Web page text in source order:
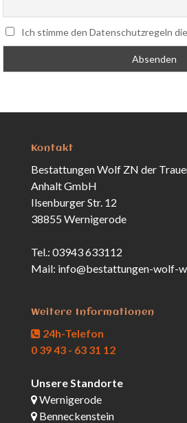
Ich stimme den Datenschutzregeln
Kontakt
Bestattungen Wolf ZN der
Anhalt GmbH
Ilsenburger Str. 12
38855 Wernigerode
Tel.: 03943 633112
Mail: info@bestattungen-wolf-
Weitere Informationen
24h-Telefon
0 39 43 - 63 31 12
Unsere Standorte
Wernigerode
Benneckenstein